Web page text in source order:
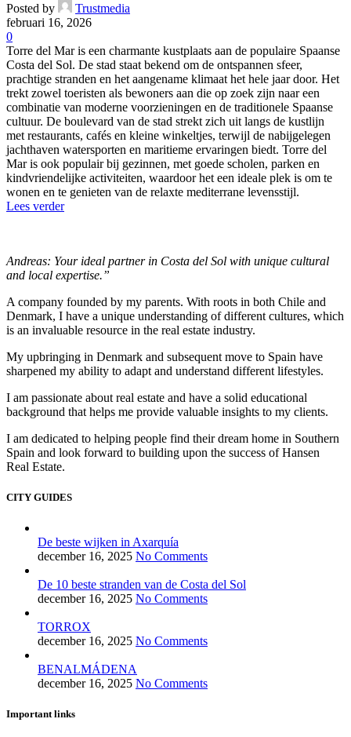
Posted by
Trustmedia
februari 16, 2026
0
Torre del Mar is een charmante kustplaats aan de populaire Spaanse
Costa del Sol. De stad staat bekend om de ontspannen sfeer,
prachtige stranden en het aangename klimaat het hele jaar door. Het
trekt zowel toeristen als bewoners aan die op zoek zijn naar een
combinatie van moderne voorzieningen en de traditionele Spaanse
cultuur. De boulevard van de stad strekt zich uit langs de kustlijn
met restaurants, cafés en kleine winkeltjes, terwijl de nabijgelegen
jachthaven watersporten en maritieme ervaringen biedt. Torre del
Mar is ook populair bij gezinnen, met goede scholen, parken en
kindvriendelijke activiteiten, waardoor het een ideale plek is om te
wonen en te genieten van de relaxte mediterrane levensstijl.
Lees verder
Andreas: Your ideal partner in Costa del Sol with unique cultural
and local expertise.”
A company founded by my parents. With roots in both Chile and
Denmark, I have a unique understanding of different cultures, which
is an invaluable resource in the real estate industry.
My upbringing in Denmark and subsequent move to Spain have
sharpened my ability to adapt and understand different lifestyles.
I am passionate about real estate and have a solid educational
background that helps me provide valuable insights to my clients.
I am dedicated to helping people find their dream home in Southern
Spain and look forward to building upon the success of Hansen
Real Estate.
CITY GUIDES
De beste wijken in Axarquía
december 16, 2025 No Comments
De 10 beste stranden van de Costa del Sol
december 16, 2025 No Comments
TORROX
december 16, 2025 No Comments
BENALMÁDENA
december 16, 2025 No Comments
Important links